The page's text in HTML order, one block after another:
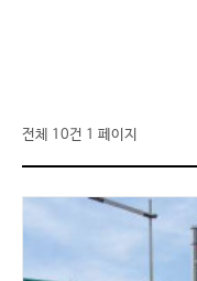
전체 10건 1 페이지